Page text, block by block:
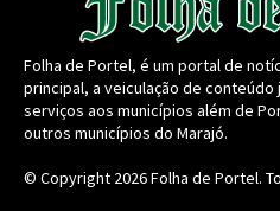
Folha de Portel, é um portal de
principal, a veiculação de
serviços aos municípios além de
outros municípios do Marajó.
© Copyright 2026Folha de Portel.